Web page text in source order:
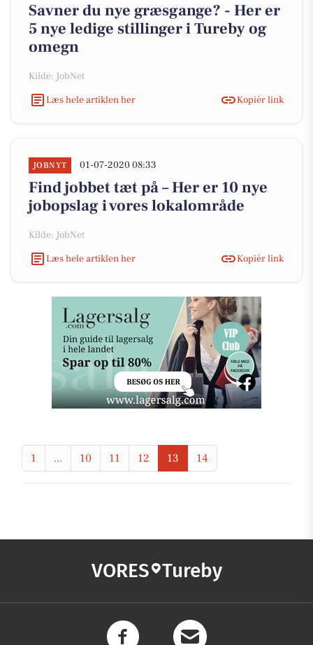
Savner du nye græsgange? - Her er
5 nye ledige stillinger i Tureby og
omegn
Kilde: JobNet
Læs hele artiklen her
Kopiér link
JOBNYT 01-07-2020 08:33
Find jobbet tæt på – Her er 10 nye
jobopslag i vores lokalområde
Kilde: JobNet
Læs hele artiklen her
Kopiér link
1 ... 10 11 12 13 14
VORES Tureby